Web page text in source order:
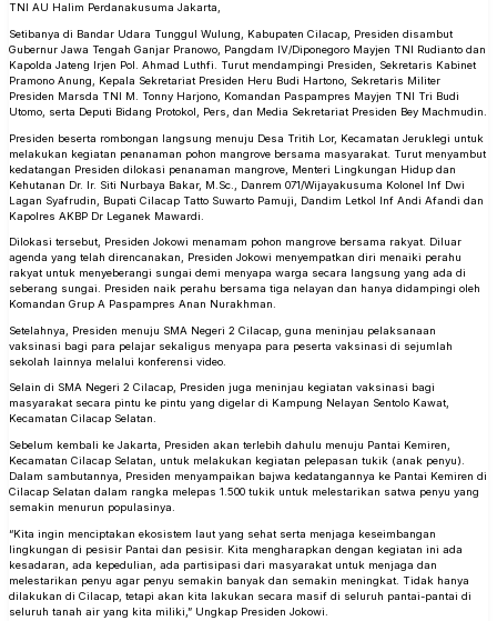
TNI AU Halim Perdanakusuma Jakarta,
Setibanya di Bandar Udara Tunggul Wulung, Kabupaten Cilacap, Presiden disambut
Gubernur Jawa Tengah Ganjar Pranowo, Pangdam IV/Diponegoro Mayjen TNI Rudianto dan
Kapolda Jateng Irjen Pol. Ahmad Luthfi. Turut mendampingi Presiden, Sekretaris Kabinet
Pramono Anung, Kepala Sekretariat Presiden Heru Budi Hartono, Sekretaris Militer
Presiden Marsda TNI M. Tonny Harjono, Komandan Paspampres Mayjen TNI Tri Budi
Utomo, serta Deputi Bidang Protokol, Pers, dan Media Sekretariat Presiden Bey Machmudin.
Presiden beserta rombongan langsung menuju Desa Tritih Lor, Kecamatan Jeruklegi untuk
melakukan kegiatan penanaman pohon mangrove bersama masyarakat. Turut menyambut
kedatangan Presiden dilokasi penanaman mangrove, Menteri Lingkungan Hidup dan
Kehutanan Dr. Ir. Siti Nurbaya Bakar, M.Sc., Danrem 071/Wijayakusuma Kolonel Inf Dwi
Lagan Syafrudin, Bupati Cilacap Tatto Suwarto Pamuji, Dandim Letkol Inf Andi Afandi dan
Kapolres AKBP Dr Leganek Mawardi.
Dilokasi tersebut, Presiden Jokowi menamam pohon mangrove bersama rakyat. Diluar
agenda yang telah direncanakan, Presiden Jokowi menyempatkan diri menaiki perahu
rakyat untuk menyeberangi sungai demi menyapa warga secara langsung yang ada di
seberang sungai. Presiden naik perahu bersama tiga nelayan dan hanya didampingi oleh
Komandan Grup A Paspampres Anan Nurakhman.
Setelahnya, Presiden menuju SMA Negeri 2 Cilacap, guna meninjau pelaksanaan
vaksinasi bagi para pelajar sekaligus menyapa para peserta vaksinasi di sejumlah
sekolah lainnya melalui konferensi video.
Selain di SMA Negeri 2 Cilacap, Presiden juga meninjau kegiatan vaksinasi bagi
masyarakat secara pintu ke pintu yang digelar di Kampung Nelayan Sentolo Kawat,
Kecamatan Cilacap Selatan.
Sebelum kembali ke Jakarta, Presiden akan terlebih dahulu menuju Pantai Kemiren,
Kecamatan Cilacap Selatan, untuk melakukan kegiatan pelepasan tukik (anak penyu).
Dalam sambutannya, Presiden menyampaikan bajwa kedatangannya ke Pantai Kemiren di
Cilacap Selatan dalam rangka melepas 1.500 tukik untuk melestarikan satwa penyu yang
semakin menurun populasinya.
“Kita ingin menciptakan ekosistem laut yang sehat serta menjaga keseimbangan
lingkungan di pesisir Pantai dan pesisir. Kita mengharapkan dengan kegiatan ini ada
kesadaran, ada kepedulian, ada partisipasi dari masyarakat untuk menjaga dan
melestarikan penyu agar penyu semakin banyak dan semakin meningkat. Tidak hanya
dilakukan di Cilacap, tetapi akan kita lakukan secara masif di seluruh pantai-pantai di
seluruh tanah air yang kita miliki,” Ungkap Presiden Jokowi.